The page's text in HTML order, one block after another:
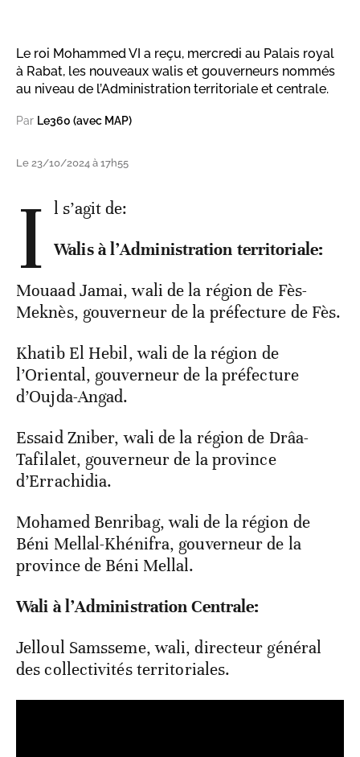
Le roi Mohammed VI a reçu, mercredi au Palais royal
à Rabat, les nouveaux walis et gouverneurs nommés
au niveau de l’Administration territoriale et centrale.
Par Le360 (avec MAP)
Le 23/10/2024 à 17h55
I l s’agit de:
Walis à l’Administration territoriale:
Mouaad Jamai, wali de la région de Fès-
Meknès, gouverneur de la préfecture de Fès.
Khatib El Hebil, wali de la région de
l’Oriental, gouverneur de la préfecture
d’Oujda-Angad.
Essaid Zniber, wali de la région de Drâa-
Tafilalet, gouverneur de la province
d’Errachidia.
Mohamed Benribag, wali de la région de
Béni Mellal-Khénifra, gouverneur de la
province de Béni Mellal.
Wali à l’Administration Centrale:
Jelloul Samsseme, wali, directeur général
des collectivités territoriales.